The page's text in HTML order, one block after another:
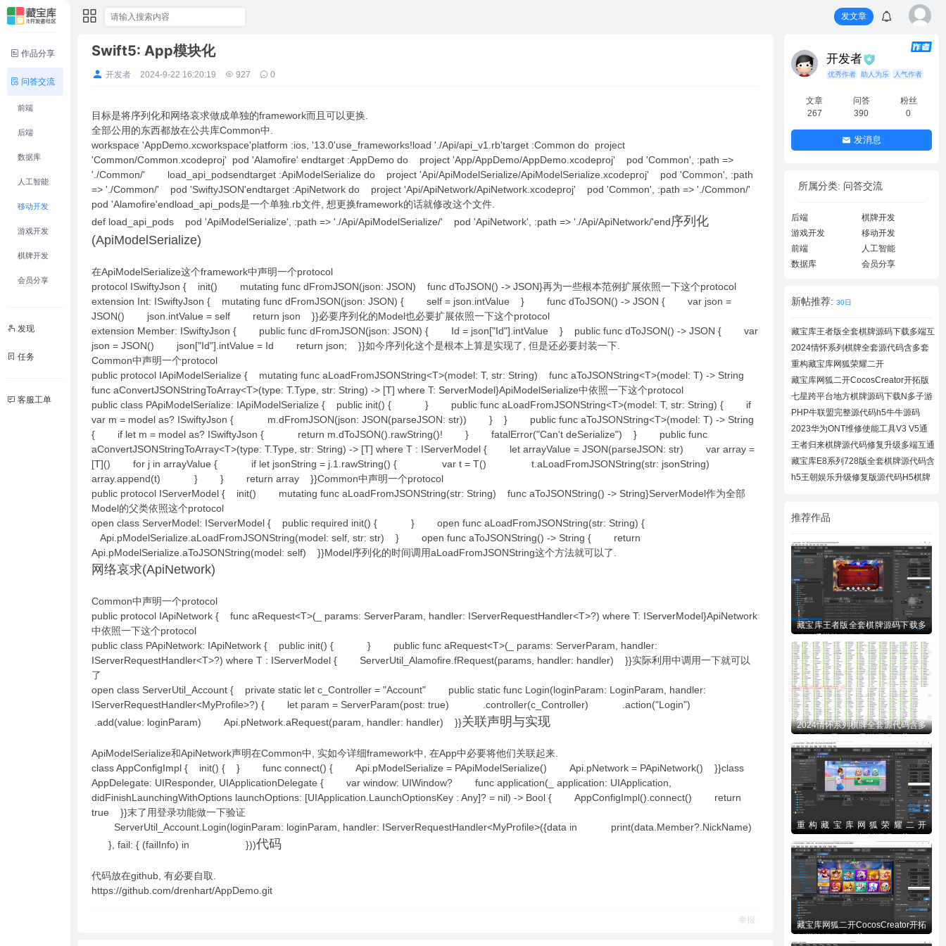
作品分享
问答交流
前端
后端
数据库
人工智能
移动开发
游戏开发
棋牌开发
会员分享
发现
任务
客服工单
发文章
Swift5: App模块化
开发者 2024-9-22 16:20:19 927 0
目标是将序列化和网络哀求做成单独的framework而且可以更换.
全部公用的东西都放在公共库Common中.
workspace 'AppDemo.xcworkspace'platform :ios, '13.0'use_frameworks!load './Api/api_v1.rb'target :Common do project
'Common/Common.xcodeproj' pod 'Alamofire' endtarget :AppDemo do project 'App/AppDemo/AppDemo.xcodeproj' pod 'Common', :path =>
'./Common/' load_api_podsendtarget :ApiModelSerialize do project 'Api/ApiModelSerialize/ApiModelSerialize.xcodeproj' pod 'Common', :path
=> './Common/' pod 'SwiftyJSON'endtarget :ApiNetwork do project 'Api/ApiNetwork/ApiNetwork.xcodeproj' pod 'Common', :path => './Common/'
pod 'Alamofire'endload_api_pods是一个单独.rb文件, 想更换framework的话就修改这个文件.
def load_api_pods pod 'ApiModelSerialize', :path => './Api/ApiModelSerialize/' pod 'ApiNetwork', :path => './Api/ApiNetwork/'end序列化
(ApiModelSerialize)
在ApiModelSerialize这个framework中声明一个protocol
protocol ISwiftyJson { init() mutating func dFromJSON(json: JSON) func dToJSON() -> JSON}再为一些根本范例扩展依照一下这个protocol
extension Int: ISwiftyJson { mutating func dFromJSON(json: JSON) { self = json.intValue } func dToJSON() -> JSON { var json =
JSON() json.intValue = self return json }}必要序列化的Model也必要扩展依照一下这个protocol
extension Member: ISwiftyJson { public func dFromJSON(json: JSON) { Id = json["Id"].intValue } public func dToJSON() -> JSON { var
json = JSON() json["Id"].intValue = Id return json; }}如今序列化这个是根本上算是实现了, 但是还必要封装一下.
Common中声明一个protocol
public protocol IApiModelSerialize { mutating func aLoadFromJSONString<T>(model: T, str: String) func aToJSONString<T>(model: T) -> String
func aConvertJSONStringToArray<T>(type: T.Type, str: String) -> [T] where T: ServerModel}ApiModelSerialize中依照一下这个protocol
public class PApiModelSerialize: IApiModelSerialize { public init() { } public func aLoadFromJSONString<T>(model: T, str: String) { if
var m = model as? ISwiftyJson { m.dFromJSON(json: JSON(parseJSON: str)) } } public func aToJSONString<T>(model: T) -> String
{ if let m = model as? ISwiftyJson { return m.dToJSON().rawString()! } fatalError("Can't deSerialize") } public func
aConvertJSONStringToArray<T>(type: T.Type, str: String) -> [T] where T : IServerModel { let arrayValue = JSON(parseJSON: str) var array =
[T]() for j in arrayValue { if let jsonString = j.1.rawString() { var t = T() t.aLoadFromJSONString(str: jsonString)
array.append(t) } } return array }}Common中声明一个protocol
public protocol IServerModel { init() mutating func aLoadFromJSONString(str: String) func aToJSONString() -> String}ServerModel作为全部
Model的父类依照这个protocol
open class ServerModel: IServerModel { public required init() { } open func aLoadFromJSONString(str: String) {
Api.pModelSerialize.aLoadFromJSONString(model: self, str: str) } open func aToJSONString() -> String { return
Api.pModelSerialize.aToJSONString(model: self) }}Model序列化的时间调用aLoadFromJSONString这个方法就可以了.
网络哀求(ApiNetwork)
Common中声明一个protocol
public protocol IApiNetwork { func aRequest<T>(_ params: ServerParam, handler: IServerRequestHandler<T>?) where T: IServerModel}ApiNetwork
中依照一下这个protocol
public class PApiNetwork: IApiNetwork { public init() { } public func aRequest<T>(_ params: ServerParam, handler:
IServerRequestHandler<T>?) where T : IServerModel { ServerUtil_Alamofire.fRequest(params, handler: handler) }}实际利用中调用一下就可以
了
open class ServerUtil_Account { private static let c_Controller = "Account" public static func Login(loginParam: LoginParam, handler:
IServerRequestHandler<MyProfile>?) { let param = ServerParam(post: true) .controller(c_Controller) .action("Login")
.add(value: loginParam) Api.pNetwork.aRequest(param, handler: handler) }}关联声明与实现
ApiModelSerialize和ApiNetwork声明在Common中, 实如今详细framework中, 在App中必要将他们关联起来.
class AppConfigImpl { init() { } func connect() { Api.pModelSerialize = PApiModelSerialize() Api.pNetwork = PApiNetwork() }}class
AppDelegate: UIResponder, UIApplicationDelegate { var window: UIWindow? func application(_ application: UIApplication,
didFinishLaunchingWithOptions launchOptions: [UIApplication.LaunchOptionsKey : Any]? = nil) -> Bool { AppConfigImpl().connect() return
true }}末了用登录功能做一下验证
ServerUtil_Account.Login(loginParam: loginParam, handler: IServerRequestHandler<MyProfile>({data in print(data.Member?.NickName)
}, fail: { (failInfo) in }))代码
代码放在github, 有必要自取.
https://github.com/drenhart/AppDemo.git
举报
开发者
优秀作者 助人为乐 人气作者
文章
267
问答
390
粉丝
0
发消息
所属分类: 问答交流
后端
棋牌开发
游戏开发
移动开发
前端
人工智能
数据库
会员分享
新帖推荐: 30日
藏宝库王者版全套棋牌源码下载多端互
通棋牌
2024情怀系列棋牌全套源代码含多套
大厅UI及
重构藏宝库网狐荣耀二开
CocosCreator开拓版
藏宝库网狐二开CocosCreator开拓版
棋牌源代
七星跨平台地方棋牌源码下载N多子游
戏APP/H
PHP牛联盟完整源代码h5牛牛源码
2023华为ONT维修使能工具V3 V5通
用下载
王者归来棋牌源代码修复升级多端互通
近百款
藏宝库E8系列728版全套棋牌源代码含
728UI工
h5王朝娱乐升级修复版源代码H5棋牌
推荐作品
藏宝库王者版全套棋牌源码下载多
2024情怀系列棋牌全套源代码含多
重构藏宝库网狐荣耀二开
藏宝库网狐二开CocosCreator开拓